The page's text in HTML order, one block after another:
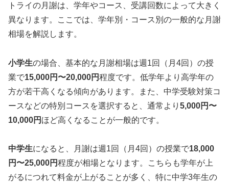
トライの月謝は、学年やコース、受講回数によって大きく
異なります。ここでは、学年別・コース別の一般的な月謝
相場を解説します。
小学生の場合、基本的な月謝相場は週1回（月4回）の授
業で15,000円〜20,000円程度です。低学年より高学年の
方が若干高くなる傾向があります。また、中学受験対策コ
ースなどの特別コースを選択すると、通常より 5,000円〜
10,000円 ほど高くなることが一般的です。
中学生になると、月謝は週1回（月4回）の授業で18,000
円〜25,000円程度が相場となります。こちらも学年が上
がるにつれて料金が上がることが多く、特に中学3年生の